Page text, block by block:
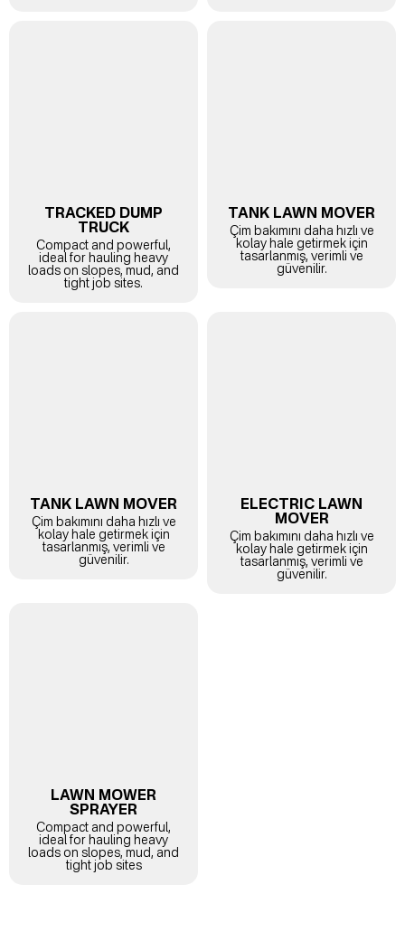
TRACKED DUMP
TRUCK
Compact and powerful,
ideal for hauling heavy
loads on slopes, mud, and
tight job sites.
TANK LAWN MOVER
Çim bakımını daha hızlı ve
kolay hale getirmek için
tasarlanmış, verimli ve
güvenilir.
TANK LAWN MOVER
Çim bakımını daha hızlı ve
kolay hale getirmek için
tasarlanmış, verimli ve
güvenilir.
ELECTRIC LAWN
MOVER
Çim bakımını daha hızlı ve
kolay hale getirmek için
tasarlanmış, verimli ve
güvenilir.
LAWN MOWER
SPRAYER
Compact and powerful,
ideal for hauling heavy
loads on slopes, mud, and
tight job sites